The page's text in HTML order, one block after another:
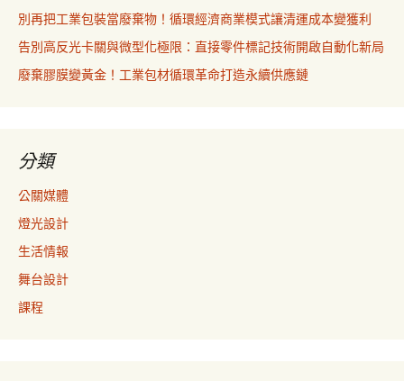
別再把工業包裝當廢棄物！循環經濟商業模式讓清運成本變獲利
告別高反光卡關與微型化極限：直接零件標記技術開啟自動化新局
廢棄膠膜變黃金！工業包材循環革命打造永續供應鏈
分類
公關媒體
燈光設計
生活情報
舞台設計
課程